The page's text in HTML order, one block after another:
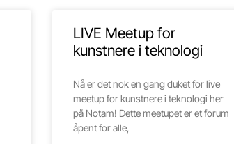
LIVE Meetup for
kunstnere i teknologi
Nå er det nok en gang duket for live
meetup for kunstnere i teknologi her
på Notam! Dette meetupet er et forum
åpent for alle,